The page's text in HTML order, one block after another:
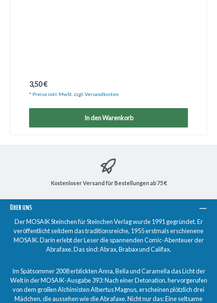
Regulärer Preis:
3,50 €
* Preise inkl. MwSt. zzgl. Versandkosten
In den Warenkorb
Kostenloser Versand für Bestellungen ab 75 €
ÜBER UNS
Der MOSAIK Steinchen für Steinchen Verlag wurde 1991 gegründet. Er
veröffentlicht seitdem das traditionsreiche, 1955 erstmals erschienene
MOSAIK. Darin erlebt der Leser die spannenden Comic-Abenteuer der
Abrafaxe. Das sind: Abrax, Brabax und Califax.
Im Spätsommer 2008 erblickten Anna, Bella und Caramella das Licht der
Welt in der MOSAIK-Ausgabe 393: Nach einer Detonation, hervorgerufen
von dem großen Alchimisten Albertus Magnus, erscheinen plötzlich drei
Mädchen, die aussehen wie die Abrafaxe. Nicht nur das: Eine seltsame